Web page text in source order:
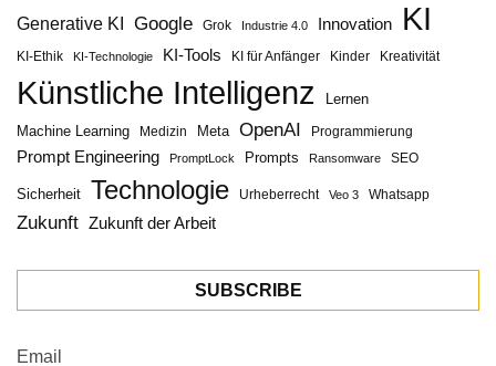
Generative KI Google Grok Industrie 4.0 Innovation KI
KI-Ethik KI-Technologie KI-Tools KI für Anfänger Kinder Kreativität
Künstliche Intelligenz
Lernen
Machine Learning
Medizin Meta OpenAI Programmierung
Prompt Engineering PromptLock Prompts Ransomware SEO
Sicherheit Technologie Urheberrecht Veo 3 Whatsapp
Zukunft Zukunft der Arbeit
SUBSCRIBE
Email